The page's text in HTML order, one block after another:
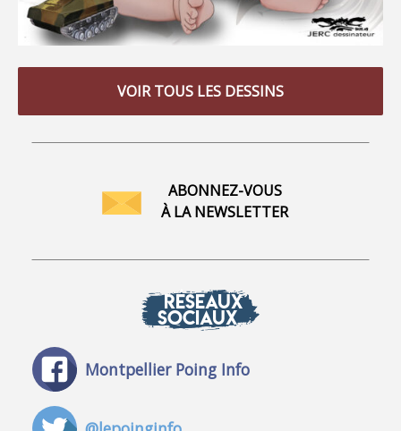
VOIR TOUS LES DESSINS
ABONNEZ-VOUS
À LA NEWSLETTER
RÉSEAUX
SOCIAUX
Montpellier Poing Info